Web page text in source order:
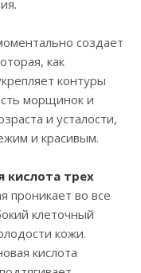
создает
как
контуры
морщинок и
и усталости,
и красивым.
кислота трех
проникает во все
клеточный
кожи.
кислота